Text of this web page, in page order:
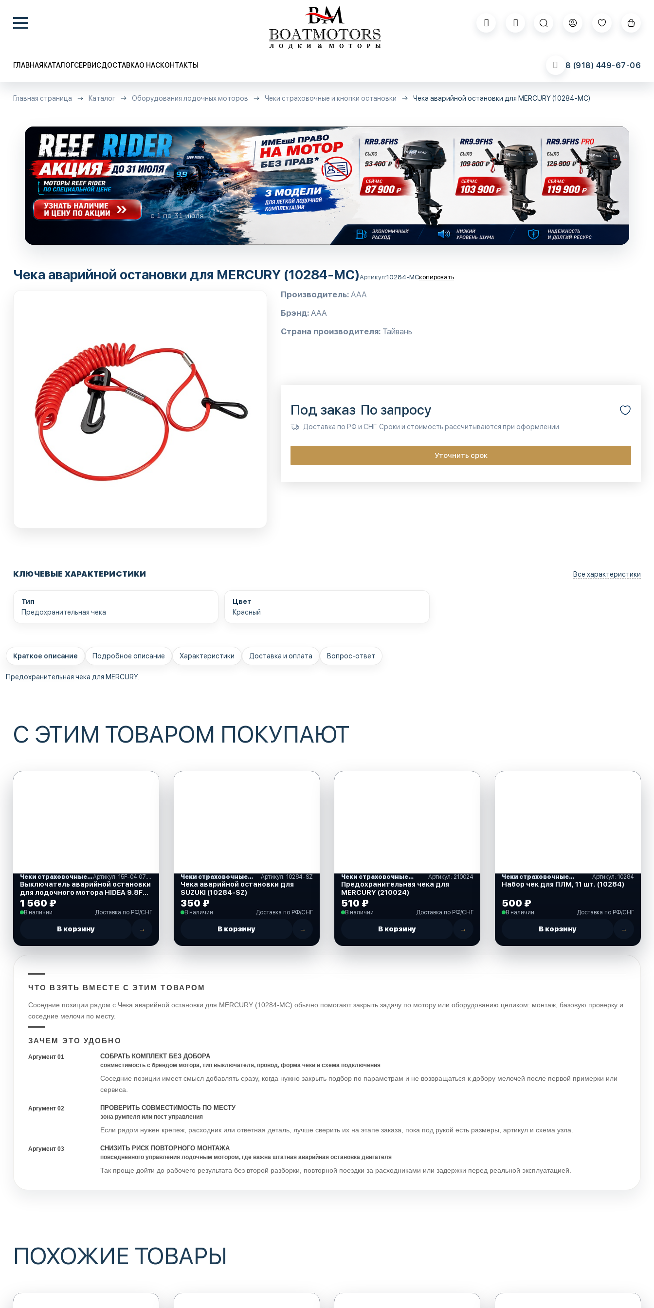
ГЛАВНАЯ КАТАЛОГСЕРВИСДОСТАВКАО НАСКОНТАКТЫ 8 (918) 449-67-06
Главная страница Каталог Оборудования лодочных моторов Чеки страховочные и кнопки остановки Чека аварийной остановки для MERCURY (10284-MC)
Чека аварийной остановки для MERCURY (10284-MC)Артикул:10284-MCкопировать
Производитель: AAA
Брэнд: AAA
Страна производителя: Тайвань
Под заказ По запросу
Доставка по РФ и СНГ. Сроки и стоимость рассчитываются при оформлении.
Уточнить срок
КЛЮЧЕВЫЕ ХАРАКТЕРИСТИКИ Все характеристики
Тип
Предохранительная чека
Цвет
Красный
Краткое описание Подробное описание Характеристики Доставка и оплата Вопрос-ответ
Предохранительная чека для MERCURY.
С ЭТИМ ТОВАРОМ ПОКУПАЮТ
Чеки страховочные и кнопки остановки Артикул: 15F-04.07.03
Выключатель аварийной остановки
для лодочного мотора HIDEA 9.8F
(15F-04.07.03)
1 560 ₽
В наличии Доставка по РФ/СНГ
В корзину →
Чеки страховочные и кнопки остановки Артикул: 10284-SZ
Чека аварийной остановки для
SUZUKI (10284-SZ)
350 ₽
В наличии Доставка по РФ/СНГ
В корзину →
Чеки страховочные и кнопки остановки Артикул: 210024
Предохранительная чека для
MERCURY (210024)
510 ₽
В наличии Доставка по РФ/СНГ
В корзину →
Чеки страховочные и кнопки остановки Артикул: 10284
Набор чек для ПЛМ, 11 шт. (10284)
500 ₽
В наличии Доставка по РФ/СНГ
В корзину →
ЧТО ВЗЯТЬ ВМЕСТЕ С ЭТИМ ТОВАРОМ
Соседние позиции рядом с Чека аварийной остановки для MERCURY (10284-MC) обычно помогают закрыть задачу по мотору или оборудованию целиком: монтаж, базовую проверку и
соседние мелочи по месту.
ЗАЧЕМ ЭТО УДОБНО
Аргумент 01 СОБРАТЬ КОМПЛЕКТ БЕЗ ДОБОРА
совместимость с брендом мотора, тип выключателя, провод, форма чеки и схема подключения
Соседние позиции имеет смысл добавлять сразу, когда нужно закрыть подбор по параметрам и не возвращаться к добору мелочей после первой примерки или
сервиса.
Аргумент 02 ПРОВЕРИТЬ СОВМЕСТИМОСТЬ ПО МЕСТУ
зона румпеля или пост управления
Если рядом нужен крепеж, расходник или ответная деталь, лучше сверить их на этапе заказа, пока под рукой есть размеры, артикул и схема узла.
Аргумент 03 СНИЗИТЬ РИСК ПОВТОРНОГО МОНТАЖА
повседневного управления лодочным мотором, где важна штатная аварийная остановка двигателя
Так проще дойти до рабочего результата без второй разборки, повторной поездки за расходниками или задержки перед реальной эксплуатацией.
ПОХОЖИЕ ТОВАРЫ